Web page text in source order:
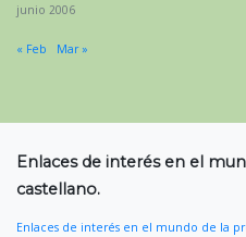
junio 2006
« Feb Mar »
Enlaces de interés en el
castellano.
Enlaces de interés en el mundo de la